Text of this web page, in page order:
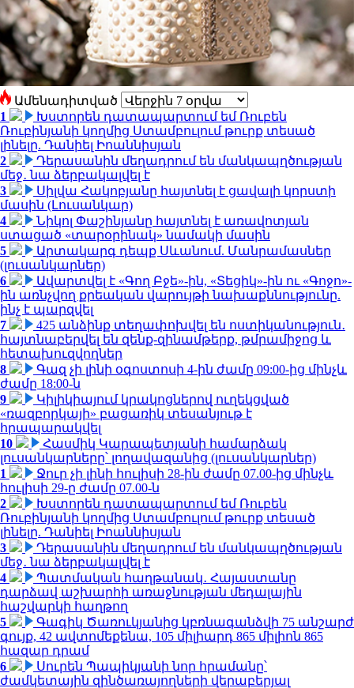
Ամենադիտված
1
Խստորեն դատապարտում եմ Ռուբեն
Ռուբինյանի կողմից Ստամբուլում թուրք տեսած
լինելը. Դանիել Իոաննիսյան
2
Դերասանին մեղադրում են մանկապղծության
մեջ․ նա ձերբակալվել է
3
Սիլվա Հակոբյանը հայտնել է ցավալի կորստի
մասին (Լուսանկար)
4
Նիկոլ Փաշինյանը հայտնել է առավոտյան
ստացած «տարօրինակ» նամակի մասին
5
Արտակարգ դեպք Սևանում. Մանրամասներ
(լուսանկարներ)
6
Ավարտվել է «Գող Բջե»-ին, «Տեցիկ»-ին ու «Գոջո»-
ին առնչվող քրեական վարույթի նախաքննությունը.
ինչ է պարզվել
7
425 անձինք տեղափոխվել են ոստիկանություն․
հայտնաբերվել են զենք-զինամթերք, թմրամիջոց և
հետախուզվողներ
8
Գազ չի լինի օգոստոսի 4-ին ժամը 09:00-ից մինչև
ժամը 18:00-ն
9
Կիլիկիայում կրակոցներով ուղեկցված
«ռազբորկայի» բացառիկ տեսանյութ է
հրապարակվել
10
Հասմիկ Կարապետյանի համարձակ
լուսանկարները՝ լողավազանից (լուսանկարներ)
1
Ջուր չի լինի հուլիսի 28-ին ժամը 07.00-ից մինչև
հուլիսի 29-ը ժամը 07.00-ն
2
Խստորեն դատապարտում եմ Ռուբեն
Ռուբինյանի կողմից Ստամբուլում թուրք տեսած
լինելը. Դանիել Իոաննիսյան
3
Դերասանին մեղադրում են մանկապղծության
մեջ․ նա ձերբակալվել է
4
Պատմական հաղթանակ․ Հայաստանը
դարձավ աշխարհի առաջնության մեդալային
հաշվարկի հաղթող
5
Գագիկ Ծառուկյանից կբռնագանձվի 75 անշարժ
գույք, 42 ավտոմեքենա, 105 միլիարդ 865 միլիոն 865
հազար դրամ
6
Սուրեն Պապիկյանի նոր հրամանը՝
ժամկետային զինծառայողների վերաբերյալ